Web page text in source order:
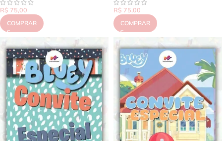
R$ 75,00
COMPRAR
R$ 75,00
COMPRAR